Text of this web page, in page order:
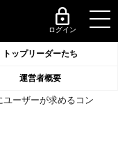
ログイン
トップリーダーたち
運営者概要
ーザーが求めるコン